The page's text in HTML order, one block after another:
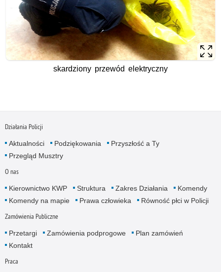
skardziony przewód elektryczny
Działania Policji
Aktualności Podziękowania
Przyszłość a Ty
Przegląd Musztry
O nas
Kierownictwo KWP Struktura Zakres Działania
Komendy
Komendy na mapie
Prawa człowieka Równość płci w Policji
Zamówienia Publiczne
Przetargi Zamówienia podprogowe
Plan zamówień
Kontakt
Praca